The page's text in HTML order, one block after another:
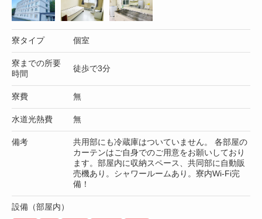
寮タイプ 個室
寮までの所要
時間
徒歩で3分
寮費 無
水道光熱費 無
備考
共用部にも冷蔵庫はついていません。 各部屋の
カーテンはご自身でのご用意をお願いしており
ます。部屋内に収納スペース、共同部に自動販
売機あり。シャワールームあり。寮内Wi-Fi完
備！
設備（部屋内）